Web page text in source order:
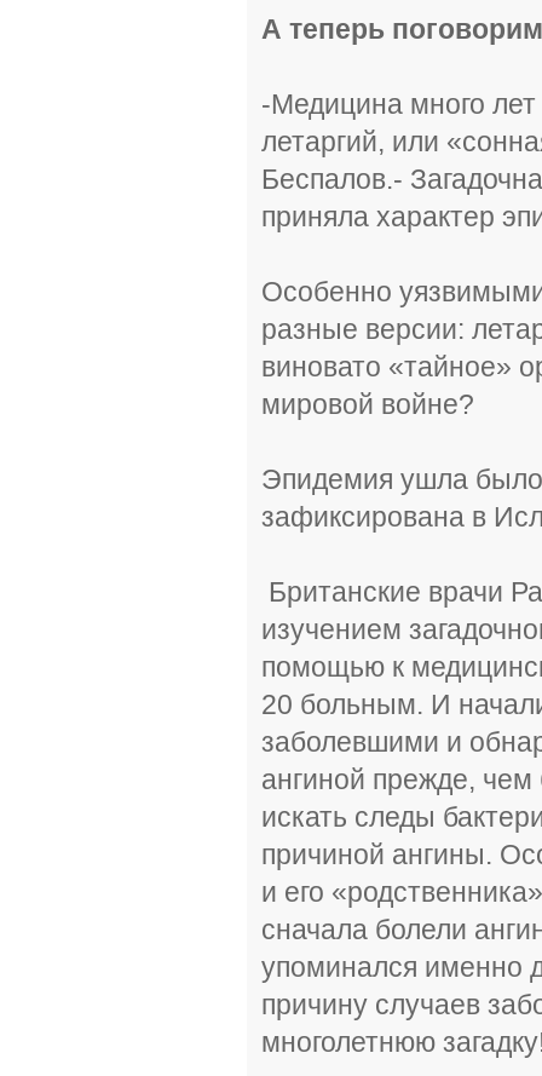
А теперь
-Медицина много
летаргий, или
Беспалов.-
приняла характер
Особенно
разные версии:
виновато «тайное»
мировой войне?
Эпидемия ушла
зафиксирована в
Британские врачи
изучением
помощью к
20 больным. И
заболевшими и
ангиной прежде,
искать следы
причиной ангины.
и его
сначала болели
упоминался именно
причину случаев
многолетнюю